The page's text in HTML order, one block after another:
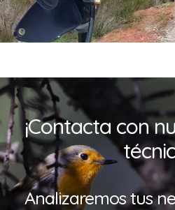
¡Contacta con
Analizaremos tus